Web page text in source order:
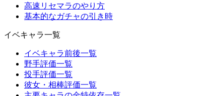
高速リセマラのやり方
基本的なガチャの引き時
イベキャラ一覧
イベキャラ前後一覧
野手評価一覧
投手評価一覧
彼女・相棒評価一覧